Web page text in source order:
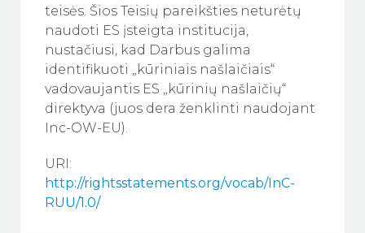
teisės. Šios Teisių pareikšties neturėtų
naudoti ES įsteigta institucija,
nustačiusi, kad Darbus galima
identifikuoti „kūriniais našlaičiais“
vadovaujantis ES „kūrinių našlaičių“
direktyva (juos dera ženklinti naudojant
Inc-OW-EU).
URI:
http://rightsstatements.org/vocab/InC-
RUU/1.0/